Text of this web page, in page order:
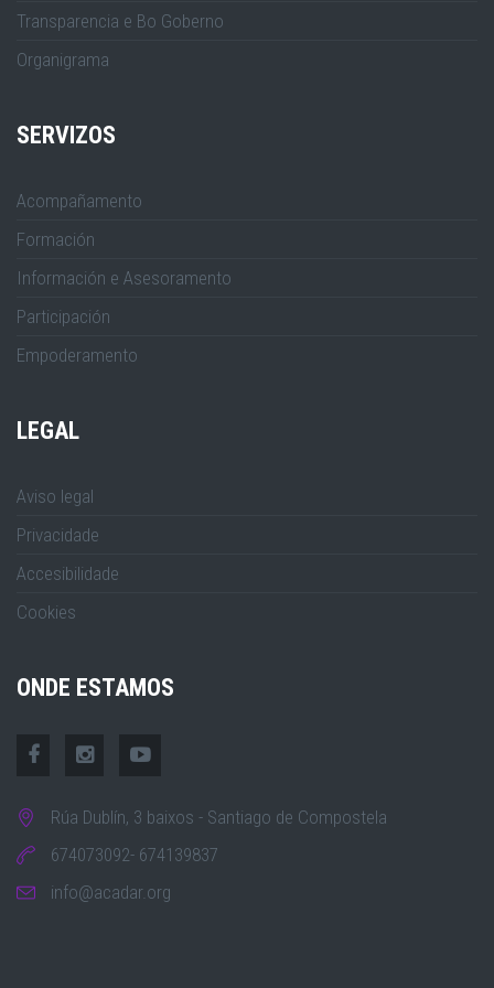
Transparencia e Bo Goberno
Organigrama
SERVIZOS
Acompañamento
Formación
Información e Asesoramento
Participación
Empoderamento
LEGAL
Aviso legal
Privacidade
Accesibilidade
Cookies
ONDE ESTAMOS
Rúa Dublín, 3 baixos - Santiago de Compostela
674073092- 674139837
info@acadar.org